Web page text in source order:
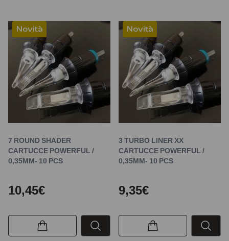
Novità
7 ROUND SHADER
CARTUCCE POWERFUL /
0,35MM- 10 PCS
10,45€
Novità
3 TURBO LINER XX
CARTUCCE POWERFUL /
0,35MM- 10 PCS
9,35€